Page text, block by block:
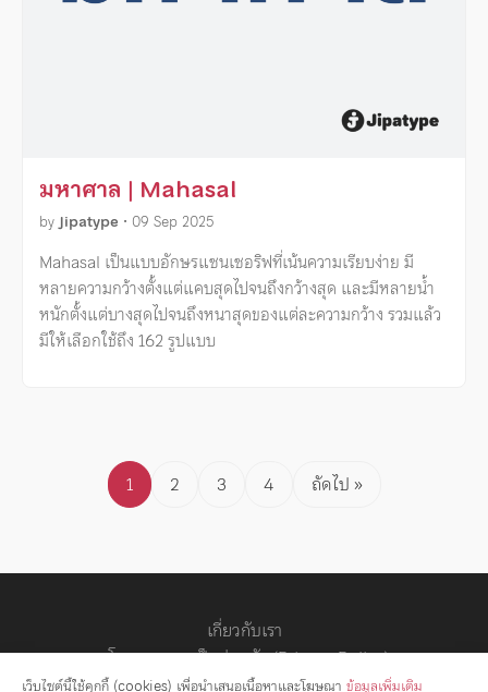
มหาศาล | Mahasal
byJipatype • 09 Sep 2025
Mahasal เป็นแบบอักษรแซนเซอริฟที่เน้นความเรียบง่าย มี
หลายความกว้างตั้งแต่แคบสุดไปจนถึงกว้างสุด และมีหลายน้ำ
หนักตั้งแต่บางสุดไปจนถึงหนาสุดของแต่ละความกว้าง รวมแล้ว
มีให้เลือกใช้ถึง 162 รูปแบบ
pagination
1 2 3 4 ถัดไป »
เกี่ยวกับเรา
นโยบายความเป็นส่วนตัว (Privacy Policy)
สัญญาอนุญาต
เว็บไซต์นี้ใช้คุกกี้ (cookies) เพื่อนำเสนอเนื้อหาและโฆษณา ข้อมูลเพิ่มเติม